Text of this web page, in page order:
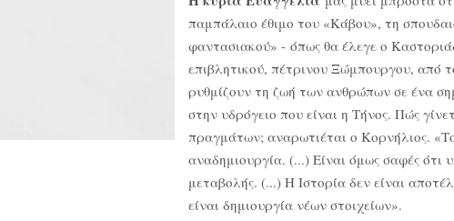
παμπάλαιο έθιμο του «Κάβου», τη
φαντασιακού» - όπως θα έλεγε ο
επιβλητικού, πέτρινου Ξώμπουργου, από
ρυθμίζουν τη ζωή των ανθρώπων σε ένα
στην υδρόγειο που είναι η Τήνος. Πώς
πραγμάτων; αναρωτιέται ο Κορνήλιος.
αναδημιουργία. (...) Είναι όμως σαφές ότι
μεταβολής. (...) Η Ιστορία δεν είναι
είναι δημιουργία νέων στοιχείων».